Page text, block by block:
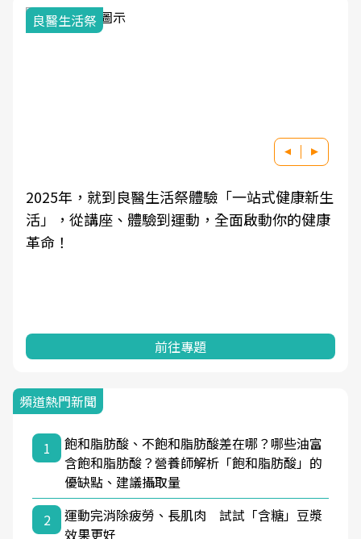
良醫生活祭
2025年，就到良醫生活祭體驗「一站式健康新生
活」，從講座、體驗到運動，全面啟動你的健康
革命！
前往專題
頻道熱門新聞
1
飽和脂肪酸、不飽和脂肪酸差在哪？哪些油富
含飽和脂肪酸？營養師解析「飽和脂肪酸」的
優缺點、建議攝取量
2
運動完消除疲勞、長肌肉 試試「含糖」豆漿
效果更好